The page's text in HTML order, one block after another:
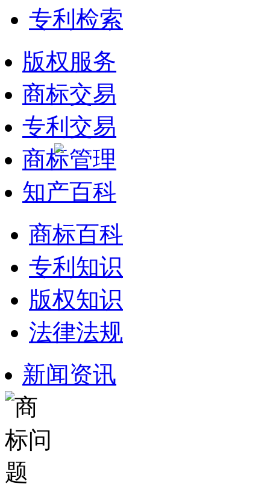
专利检索
版权服务
商标交易
专利交易
商标管理
知产百科
商标百科
专利知识
版权知识
法律法规
新闻资讯